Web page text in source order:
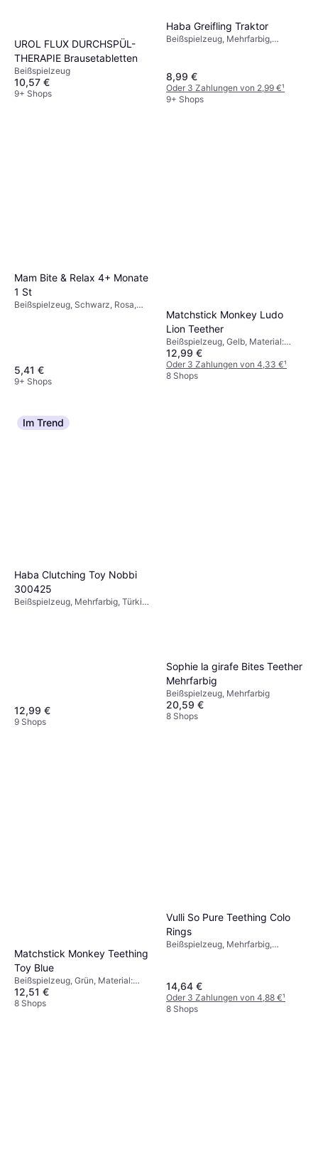
UROL FLUX DURCHSPÜL-
THERAPIE Brausetabletten
Beißspielzeug
10,57 €
9+ Shops
Haba Greifling Traktor
Beißspielzeug, Mehrfarbig,
8,99 €
Oder 3 Zahlungen von 2,99 €¹
9+ Shops
Mam Bite & Relax 4+ Monate
1 St
Beißspielzeug, Schwarz, Rosa,
5,41 €
9+ Shops
Matchstick Monkey Ludo
Lion Teether
Beißspielzeug, Gelb, Material:
Silikon
12,99 €
Oder 3 Zahlungen von 4,33 €¹
8 Shops
Im Trend
Haba Clutching Toy Nobbi
300425
Beißspielzeug, Mehrfarbig, Türkis,
12,99 €
9 Shops
Sophie la girafe Bites Teether
Mehrfarbig
Beißspielzeug, Mehrfarbig
20,59 €
8 Shops
Matchstick Monkey Teething
Toy Blue
Beißspielzeug, Grün, Material:
Silikon
12,51 €
8 Shops
Vulli So Pure Teething Colo
Rings
Beißspielzeug, Mehrfarbig,
14,64 €
Oder 3 Zahlungen von 4,88 €¹
8 Shops